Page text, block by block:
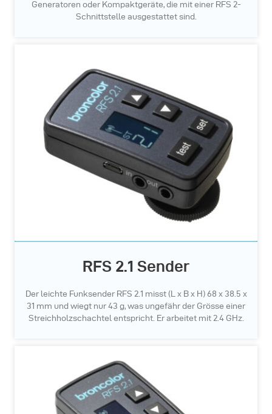
Generatoren oder Kompaktgeräte, die mit einer RFS 2-
Schnittstelle ausgestattet sind.
RFS 2.1 Sender
Der leichte Funksender RFS 2.1 misst (L x B x H) 68 x 38.5 x
31 mm und wiegt nur 43 g, was ungefähr der Grösse einer
Streichholzschachtel entspricht. Er arbeitet mit 2.4 GHz.